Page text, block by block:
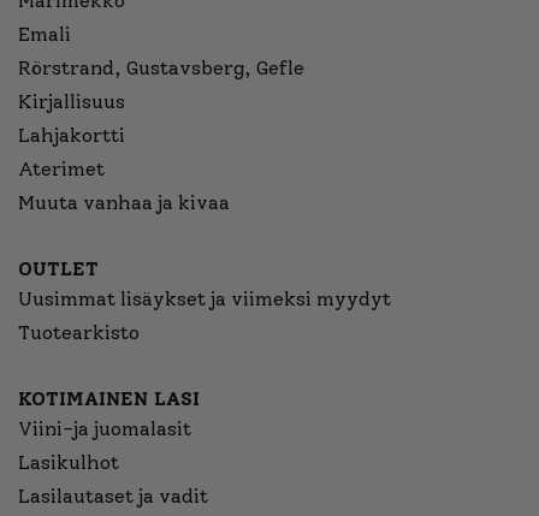
Emali
Rörstrand, Gustavsberg, Gefle
Kirjallisuus
Lahjakortti
Aterimet
Muuta vanhaa ja kivaa
OUTLET
Uusimmat lisäykset ja viimeksi myydyt
Tuotearkisto
KOTIMAINEN LASI
Viini-ja juomalasit
Lasikulhot
Lasilautaset ja vadit